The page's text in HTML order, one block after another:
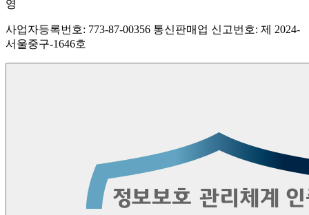
영
사업자등록번호: 773-87-00356 통신판매업 신고번호: 제 2024-
서울중구-1646호